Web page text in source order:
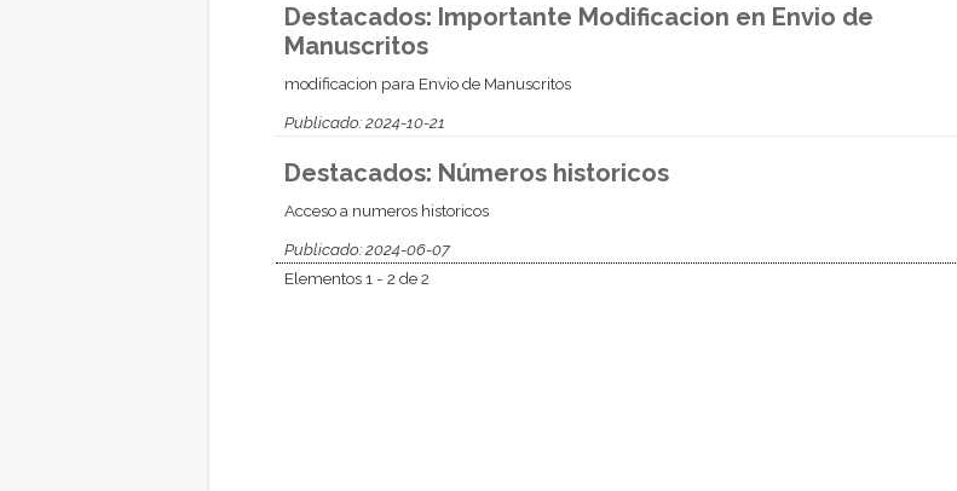
Destacados: Importante Modificacion en Envio de
Manuscritos
modificacion para Envio de Manuscritos
Publicado: 2024-10-21
Destacados: Números historicos
Acceso a numeros historicos
Publicado: 2024-06-07
Elementos 1 - 2 de 2